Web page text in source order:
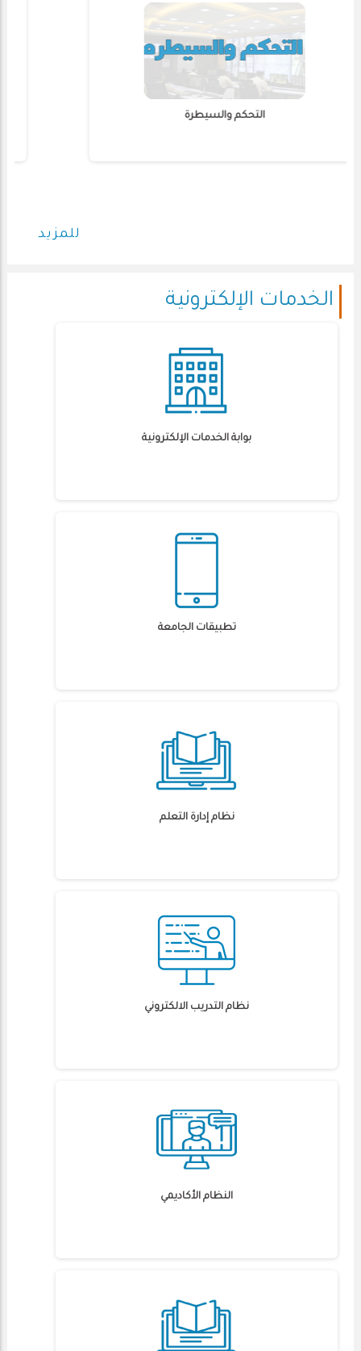
التحكم والسيطرة
للمزيد
الخدمات الإلكترونية
بوابة الخدمات الإلكترونية
تطبيقات الجامعة
نظام إدارة التعلم
نظام التدريب الالكتروني
النظام الأكاديمي